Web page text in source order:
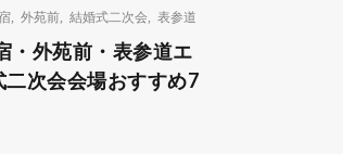
, 外苑前, 結婚式二次会, 表参道
・外苑前・表参道エ
二次会会場おすすめ7